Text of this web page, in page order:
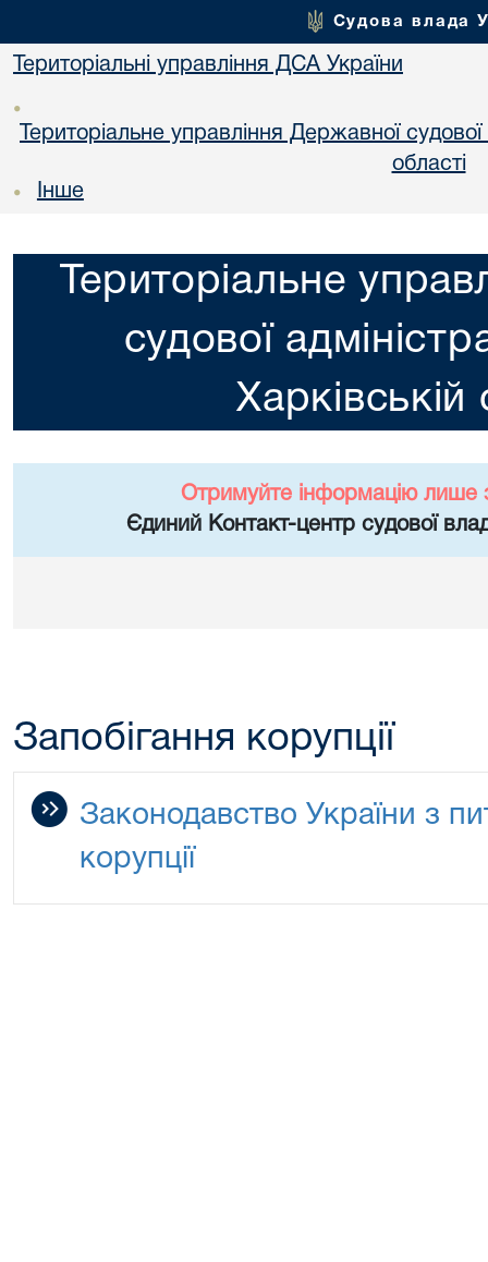
Судова влада
Територіальні управління ДСА України
•
Територіальне управління Державної судової
областi
• Інше
Територіальне
судової
Харкiвській
Отримуйте інформацію лише
Єдиний Контакт-центр судової
Запобігання корупції
Законодавство України з
корупції